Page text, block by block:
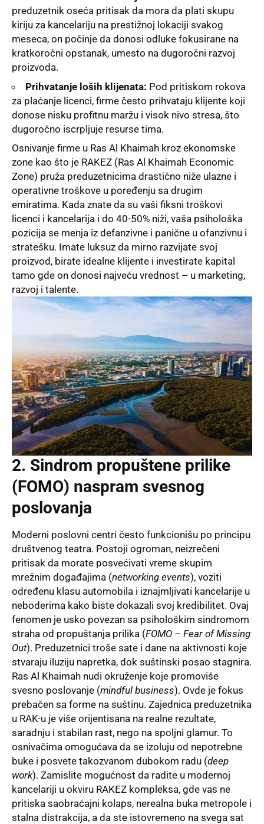
preduzetnik oseća pritisak da mora da plati skupu
kiriju za kancelariju na prestižnoj lokaciji svakog
meseca, on počinje da donosi odluke fokusirane na
kratkoročni opstanak, umesto na dugoročni razvoj
proizvoda.
Prihvatanje loših klijenata: Pod pritiskom rokova
za plaćanje licenci, firme često prihvataju klijente koji
donose nisku profitnu maržu i visok nivo stresa, što
dugoročno iscrpljuje resurse tima.
Osnivanje firme u Ras Al Khaimah kroz ekonomske
zone kao što je RAKEZ (Ras Al Khaimah Economic
Zone) pruža preduzetnicima drastično niže ulazne i
operativne troškove u poređenju sa drugim
emiratima. Kada znate da su vaši fiksni troškovi
licenci i kancelarija i do 40-50% niži, vaša psihološka
pozicija se menja iz defanzivne i panične u ofanzivnu i
stratešku. Imate luksuz da mirno razvijate svoj
proizvod, birate idealne klijente i investirate kapital
tamo gde on donosi najveću vrednost – u marketing,
razvoj i talente.
2. Sindrom propuštene prilike
(FOMO) naspram svesnog
poslovanja
Moderni poslovni centri često funkcionišu po principu
društvenog teatra. Postoji ogroman, neizrečeni
pritisak da morate posvećivati vreme skupim
mrežnim događajima (networking events), voziti
određenu klasu automobila i iznajmljivati kancelarije u
neboderima kako biste dokazali svoj kredibilitet. Ovaj
fenomen je usko povezan sa psihološkim sindromom
straha od propuštanja prilika (FOMO – Fear of Missing
Out). Preduzetnici troše sate i dane na aktivnosti koje
stvaraju iluziju napretka, dok suštinski posao stagnira.
Ras Al Khaimah nudi okruženje koje promoviše
svesno poslovanje (mindful business). Ovde je fokus
prebačen sa forme na suštinu. Zajednica preduzetnika
u RAK-u je više orijentisana na realne rezultate,
saradnju i stabilan rast, nego na spoljni glamur. To
osnivačima omogućava da se izoluju od nepotrebne
buke i posvete takozvanom dubokom radu (deep
work). Zamislite mogućnost da radite u modernoj
kancelariji u okviru RAKEZ kompleksa, gde vas ne
pritiska saobraćajni kolaps, nerealna buka metropole i
stalna distrakcija, a da ste istovremeno na svega sat